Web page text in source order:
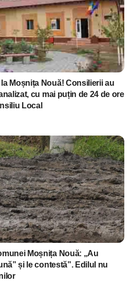
Moșnița Nouă! Consilierii au
cu mai puțin de 24 de ore
Local
Moșnița Nouă: „Au
și le contestă”. Edilul nu